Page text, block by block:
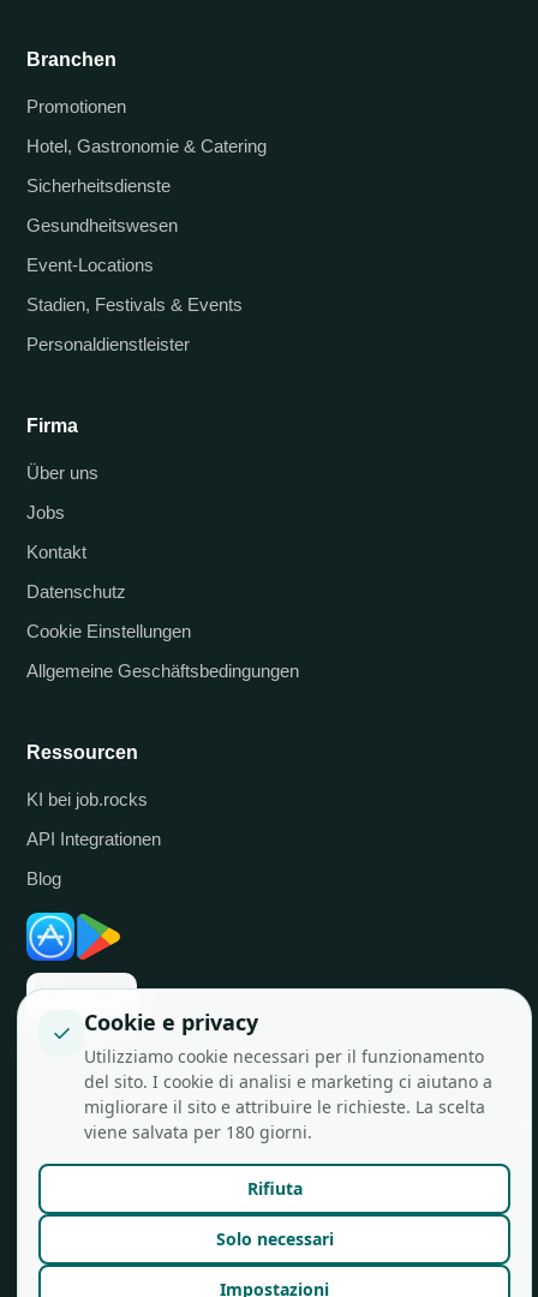
Branchen
Promotionen
Hotel, Gastronomie & Catering
Sicherheitsdienste
Gesundheitswesen
Event-Locations
Stadien, Festivals & Events
Personaldienstleister
Firma
Über uns
Jobs
Kontakt
Datenschutz
Cookie Einstellungen
Allgemeine Geschäftsbedingungen
Ressourcen
KI bei job.rocks
API Integrationen
Blog
© job.rocks AG
✓ Cookie e privacy
Utilizziamo cookie necessari per il funzionamento
del sito. I cookie di analisi e marketing ci aiutano a
migliorare il sito e attribuire le richieste. La scelta
viene salvata per 180 giorni.
Rifiuta
Solo necessari
Impostazioni